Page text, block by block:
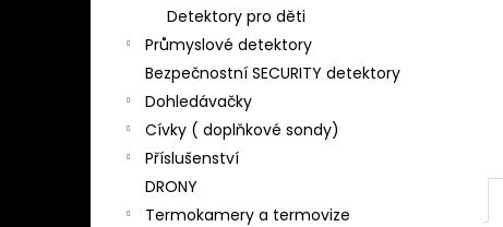
Detektory pro děti
Průmyslové detektory
Bezpečnostní SECURITY detektory
Dohledávačky
Cívky ( doplňkové sondy)
Příslušenství
DRONY
Termokamery a termovize